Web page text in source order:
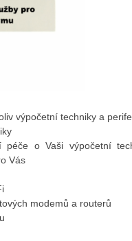
výpočetní techniky a
péče o Vaši výpočetní
Vás
modemů a routerů